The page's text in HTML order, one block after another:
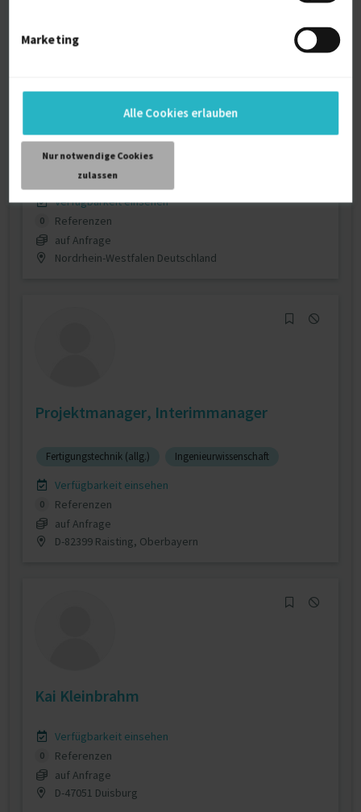
Marketing
Alle Cookies erlauben
Nur notwendige Cookies
zulassen
Projektmanagement
Verfügbarkeit einsehen
0
Referenzen
auf Anfrage
Nordrhein-Westfalen Deutschland
Projektmanager, Interimmanager
Fertigungstechnik (allg.) Ingenieurwissenschaft
Verfügbarkeit einsehen
0
Referenzen
auf Anfrage
D-82399 Raisting, Oberbayern
Kai Kleinbrahm
Verfügbarkeit einsehen
0
Referenzen
auf Anfrage
D-47051 Duisburg